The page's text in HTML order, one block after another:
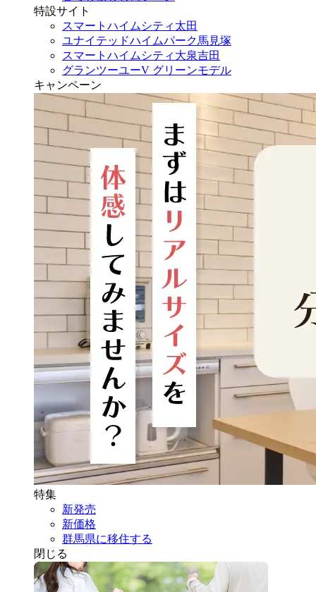
特設サイト
スマートハイムシティ太田
ユナイテッドハイムパーク馬見塚
スマートハイムシティ大泉吉田
グランツーユーV グリーンモデル
キャンペーン
特集
新発売
新価格
群馬県に移住する
閉じる